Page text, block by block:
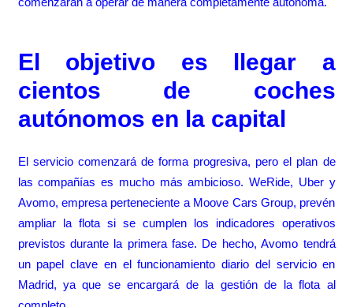
El objetivo es llegar a
cientos de coches
autónomos en la capital
El servicio comenzará de forma progresiva, pero el plan de
las compañías es mucho más ambicioso. WeRide, Uber y
Avomo, empresa perteneciente a Moove Cars Group, prevén
ampliar la flota si se cumplen los indicadores operativos
previstos durante la primera fase. De hecho, Avomo tendrá
un papel clave en el funcionamiento diario del servicio en
Madrid, ya que se encargará de la gestión de la flota al